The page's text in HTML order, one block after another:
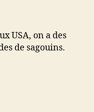
USA, on a des
de sagouins.